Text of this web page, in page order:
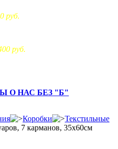
руб.
руб.
О НАС БЕЗ "Б"
Коробки
Текстильные
7 карманов, 35х60см